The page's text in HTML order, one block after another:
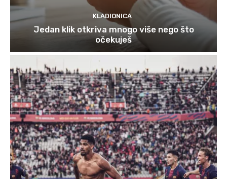
KLADIONICA
Jedan klik otkriva mnogo više nego što
očekuješ